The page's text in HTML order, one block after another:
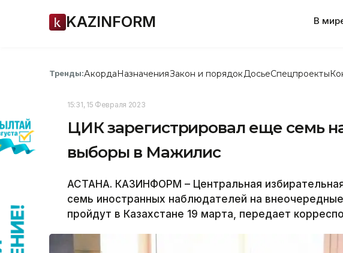
KAZINFORM В
Тренды:АкордаНазначенияЗакон и порядок ДосьеСпецпроекты
15:31, 15 Февраля 2023
ЦИК зарегистрировал еще семь
выборы в Мажилис
АСТАНА. КАЗИНФОРМ – Центральная
семь иностранных наблюдателей на
пройдут в Казахстане 19 марта, передает